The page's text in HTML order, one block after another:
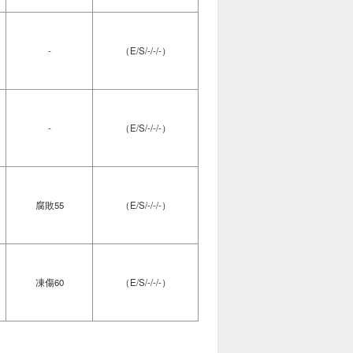
- （E/S/-/-/-）
- （E/S/-/-/-）
腐敗55 （E/S/-/-/-）
凍傷60 （E/S/-/-/-）